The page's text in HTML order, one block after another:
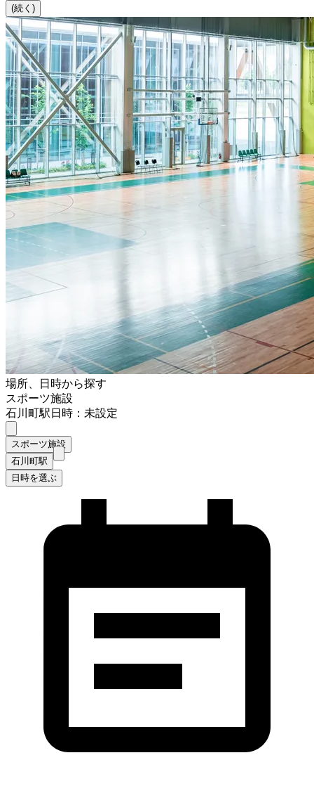
(続く)
場所、日時から探す
スポーツ施設
石川町駅日時：未設定
スポーツ施設
石川町駅
日時を選ぶ